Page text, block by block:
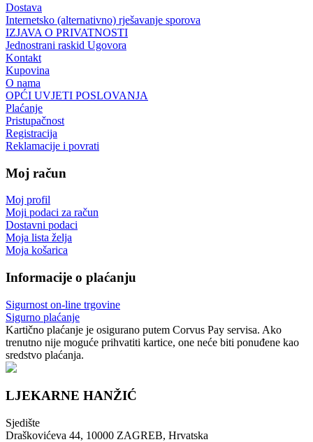
Dostava
Internetsko (alternativno) rješavanje sporova
IZJAVA O PRIVATNOSTI
Jednostrani raskid Ugovora
Kontakt
Kupovina
O nama
OPĆI UVJETI POSLOVANJA
Plaćanje
Pristupačnost
Registracija
Reklamacije i povrati
Moj račun
Moj profil
Moji podaci za račun
Dostavni podaci
Moja lista želja
Moja košarica
Informacije o plaćanju
Sigurnost on-line trgovine
Sigurno plaćanje
Kartično plaćanje je osigurano putem Corvus Pay servisa. Ako
trenutno nije moguće prihvatiti kartice, one neće biti ponuđene kao
sredstvo plaćanja.
LJEKARNE HANŽIĆ
Sjedište
Draškovićeva 44, 10000 ZAGREB, Hrvatska